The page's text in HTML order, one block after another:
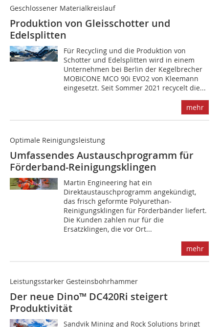
Geschlossener Materialkreislauf
Produktion von Gleisschotter und
Edelsplitten
Für Recycling und die Produktion von
Schotter und Edelsplitten wird in einem
Unternehmen bei Berlin der Kegelbrecher
MOBICONE MCO 90i EVO2 von Kleemann
eingesetzt. Seit Sommer 2021 recycelt die...
mehr
Optimale Reinigungsleistung
Umfassendes Austauschprogramm für
Förderband-Reinigungsklingen
Martin Engineering hat ein
Direktaustauschprogramm angekündigt,
das frisch geformte Polyurethan-
Reinigungsklingen für Förderbänder liefert.
Die Kunden zahlen nur für die
Ersatzklingen, die vor Ort...
mehr
Leistungsstarker Gesteinsbohrhammer
Der neue Dino™ DC420Ri steigert
Produktivität
Sandvik Mining and Rock Solutions bringt